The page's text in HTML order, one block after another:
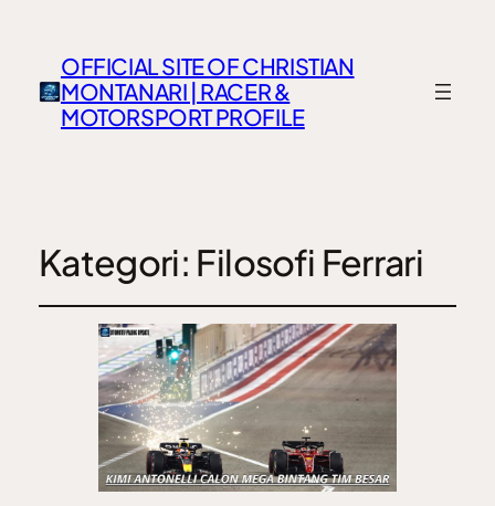
OFFICIAL SITE OF CHRISTIAN
MONTANARI | RACER &
MOTORSPORT PROFILE
Kategori: Filosofi Ferrari